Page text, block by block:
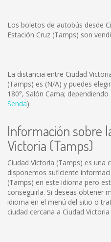
Los boletos de autobús desde
Estación Cruz (Tamps) son
La distancia entre Ciudad
(Tamps) es (N/A) y puedes
180°, Salón Cama;
Senda).
Información sobre
Victoria (Tamps)
Ciudad Victoria (Tamps) es una
disponemos suficiente
(Tamps) en este idioma pero
conseguirla. Si deseas obtener
idioma en el menú del sitio o
ciudad cercana a Ciudad